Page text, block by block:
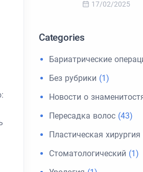
17/02/2025
Categories
Бариатрические
Без рубрики (1)
Новости о
Пересадка волос (43)
Пластическая хирургия
Стоматологический (1)